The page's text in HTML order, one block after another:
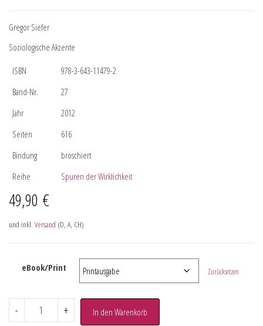
Gregor Siefer
Soziologische Akzente
ISBN
978-3-643-11479-2
Band-Nr.
27
Jahr
2012
Seiten
616
Bindung
broschiert
Reihe
Spuren der Wirklichkeit
49,90 €
und inkl. Versand (D, A, CH)
eBook/Print Zurücksetzen
- + In den Warenkorb